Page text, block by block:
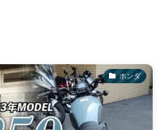
ホンダ